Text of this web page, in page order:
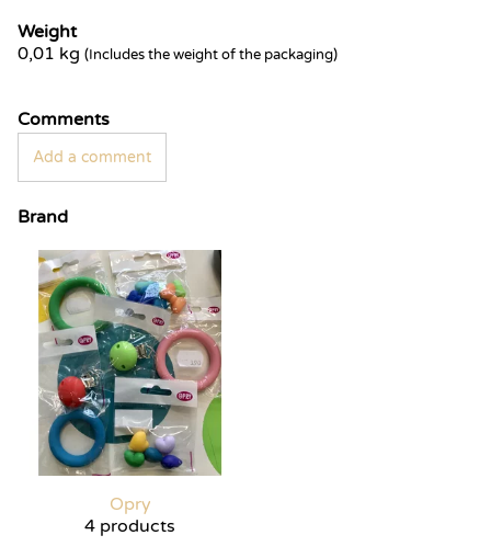
Weight
0,01 kg (Includes the weight of the packaging)
Comments
Add a comment
Brand
Opry
4 products